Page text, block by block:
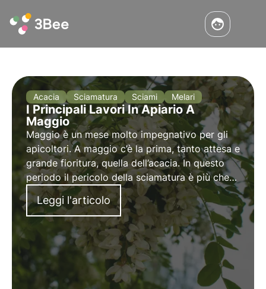
Acacia Sciamatura Sciami Melari
I Principali Lavori In Apiario A
Maggio
Maggio è un mese molto impegnativo per gli
apicoltori. A maggio c’è la prima, tanto attesa e
grande fioritura, quella dell’acacia. In questo
periodo il pericolo della sciamatura è più che
mai incombente. Le attività che tengono
impegnato l’apicoltore sono molte e di svariata
natura.
Leggi l'articolo